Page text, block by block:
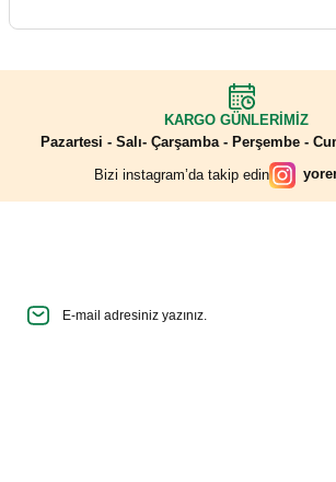
KARGO GÜNLERİMİZ
Pazartesi - Salı- Çarşamba - Perşembe -
Bizi instagram’da takip edin